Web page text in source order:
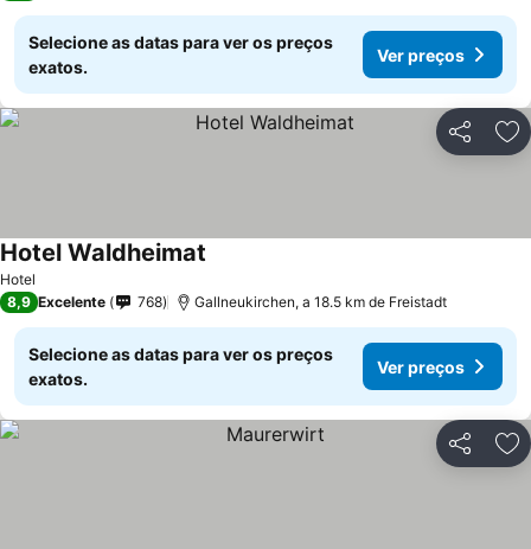
Selecione as datas para ver os preços
exatos.
Ver preços
Partilhar
Hotel
Hotel Waldheimat
8,9 Excelente 768 Gallneukirchen, a 18.5 km de Freistadt
Selecione as datas para ver os preços
exatos.
Ver preços
Partilhar